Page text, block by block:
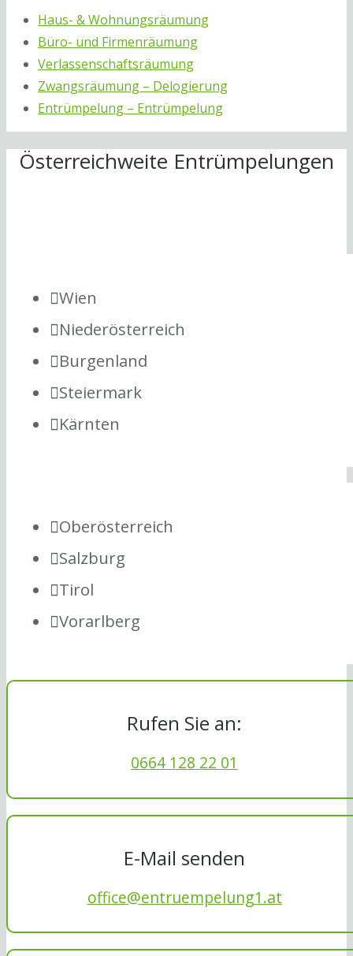
Haus- & Wohnungsräumung
Büro- und Firmenräumung
Verlassenschaftsräumung
Zwangsräumung – Delogierung
Entrümpelung – Entrümpelung
Österreichweite Entrümpelungen
Wien
Niederösterreich
Burgenland
Steiermark
Kärnten
Oberösterreich
Salzburg
Tirol
Vorarlberg
Rufen Sie an:
0664 128 22 01
E-Mail senden
office@entruempelung1.at